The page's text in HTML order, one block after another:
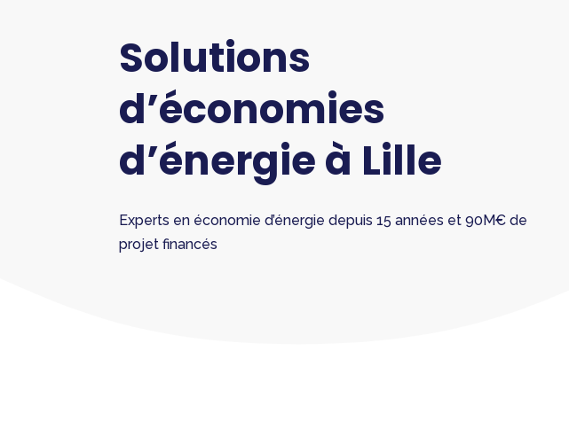
Solutions
d’économies
d’énergie à Lille
Experts en économie d’énergie depuis 15 années et 90M€ de
projet financés